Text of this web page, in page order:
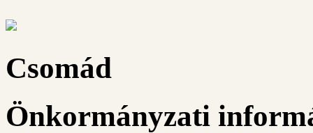
Csomád
Önkormányzati